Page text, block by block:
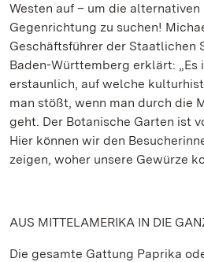
Westen auf – um die alternativen
Gegenrichtung zu suchen!
Geschäftsführer der Staatlichen
Baden-Württemberg erklärt: „Es
erstaunlich, auf welche
man stößt, wenn man durch die
geht. Der Botanische Garten ist
Hier können wir den
zeigen, woher unsere Gewürze
AUS MITTELAMERIKA IN DIE
Die gesamte Gattung Paprika